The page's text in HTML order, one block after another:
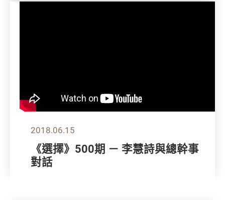
2018.06.15
《選擇》500期 － 李慧詩與總幹事
對話